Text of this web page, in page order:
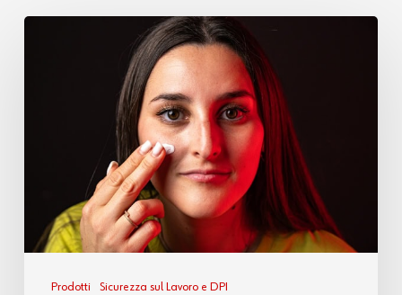
Prodotti Sicurezza sul Lavoro e DPI